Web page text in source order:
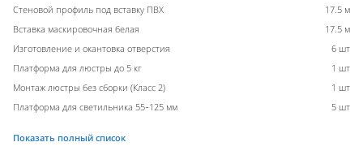
Стеновой профиль под вставку ПВХ
17.5 м
Вставка маскировочная белая
17.5 м
Изготовление и окантовка отверстия
6 шт
Платформа для люстры до 5 кг
1 шт
Монтаж люстры без сборки (Класс 2)
1 шт
Платформа для светильника 55-125 мм
5 шт
Показать полный список